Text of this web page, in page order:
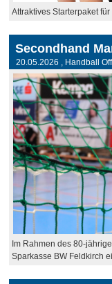
Attraktives Starterpaket
Secondhand
20.05.2026 , Handball
Im Rahmen des 80-
Sparkasse BW Feldkirch